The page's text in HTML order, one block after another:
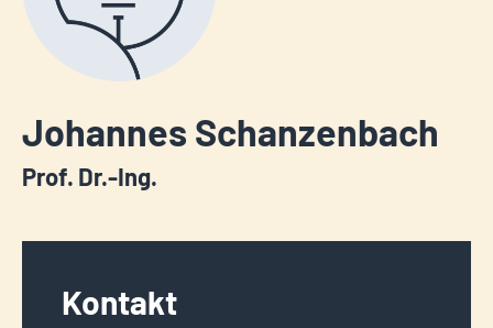
Johannes Schanzenbach
Prof. Dr.-Ing.
Kontakt